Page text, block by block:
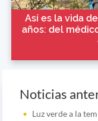
Así es la vida
años: del
Noticias
Luz verde a la